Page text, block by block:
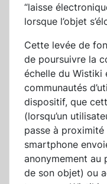
“laisse
lorsque l’objet
Cette levée de
de poursuivre la
échelle du Wistiki
communautés
dispositif, que
(lorsqu’un
passe à proximité
smartphone
anonymement au
de son objet) ou